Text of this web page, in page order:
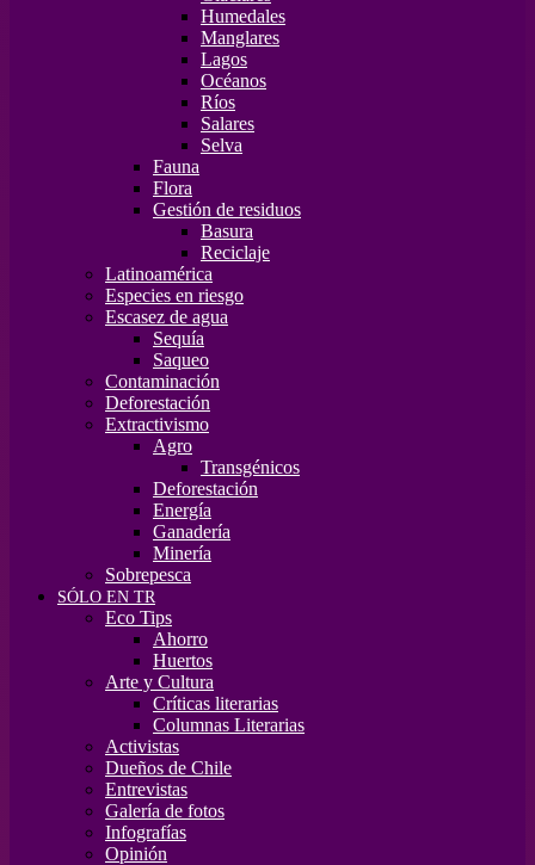
Humedales
Manglares
Lagos
Océanos
Ríos
Salares
Selva
Fauna
Flora
Gestión de residuos
Basura
Reciclaje
Latinoamérica
Especies en riesgo
Escasez de agua
Sequía
Saqueo
Contaminación
Deforestación
Extractivismo
Agro
Transgénicos
Deforestación
Energía
Ganadería
Minería
Sobrepesca
SÓLO EN TR
Eco Tips
Ahorro
Huertos
Arte y Cultura
Críticas literarias
Columnas Literarias
Activistas
Dueños de Chile
Entrevistas
Galería de fotos
Infografías
Opinión